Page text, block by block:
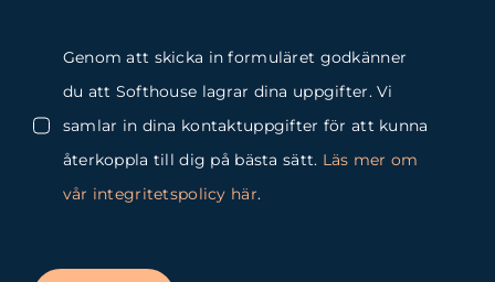
Genom att skicka in formuläret godkänner
du att Softhouse lagrar dina uppgifter. Vi
samlar in dina kontaktuppgifter för att kunna
återkoppla till dig på bästa sätt. Läs mer om
vår integritetspolicy här.